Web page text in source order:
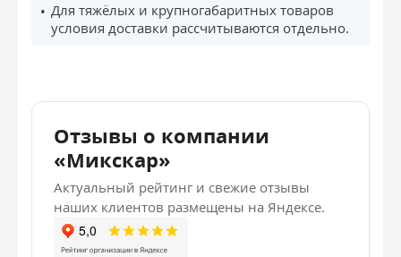
Для тяжёлых и крупногабаритных товаров
условия доставки рассчитываются отдельно.
Отзывы о компании
«Микскар»
Актуальный рейтинг и свежие отзывы
наших клиентов размещены на Яндексе.